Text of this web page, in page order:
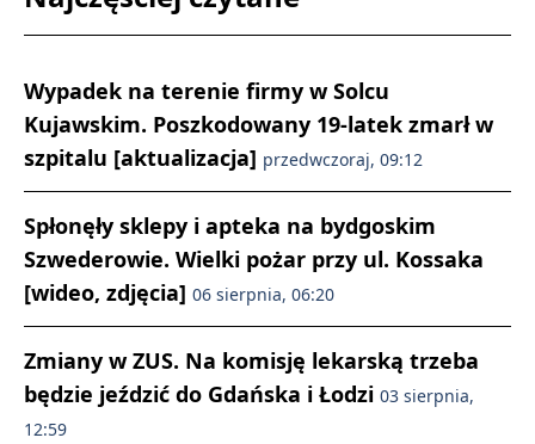
Wypadek na terenie firmy w Solcu
Kujawskim. Poszkodowany 19-latek zmarł w
szpitalu [aktualizacja] przedwczoraj, 09:12
Spłonęły sklepy i apteka na bydgoskim
Szwederowie. Wielki pożar przy ul. Kossaka
[wideo, zdjęcia] 06 sierpnia, 06:20
Zmiany w ZUS. Na komisję lekarską trzeba
będzie jeździć do Gdańska i Łodzi 03 sierpnia,
12:59